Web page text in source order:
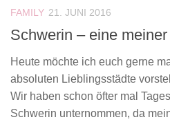
FAMILY 21. JUNI 2016
Schwerin – eine
Heute möchte ich euch gerne
absoluten Lieblingsstädte
Wir haben schon öfter mal
Schwerin unternommen, da